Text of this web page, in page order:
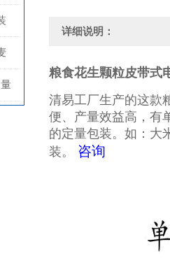
详细说明：
粮食花生颗粒皮带式
清易工厂生产的这款
便、产量效益高，有
的定量包装。如：大
装。
咨询